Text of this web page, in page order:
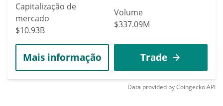
Capitalização de
mercado
$10.93B
Volume
$337.09M
Mais informação Trade
Data provided byCoingeckoAPI